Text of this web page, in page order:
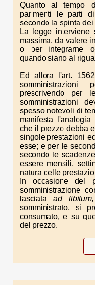
Quanto al tempo
parimenti le parti
secondo la spinta
La legge
massima, da valere
o per integrarne
quando siano al
Ed allora l'art.
somministrazioni
prescrivendo
somministrazioni
spesso notevoli di
manifesta
che il prezzo debba
singole prestazioni
esse; e per le
secondo le
essere mensili,
natura delle
In occasione del
somministrazione
lasciata ad
somministrato, si
consumato, e su
del prezzo.